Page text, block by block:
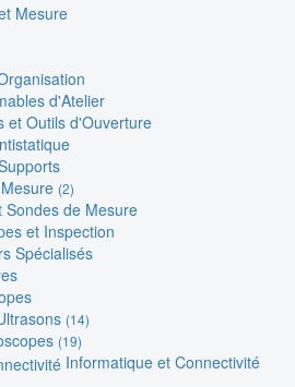
Mesure
d'Atelier
et Outils d'Ouverture
(2)
Sondes de Mesure
et Inspection
Spécialisés
(14)
(19)
Informatique et Connectivité